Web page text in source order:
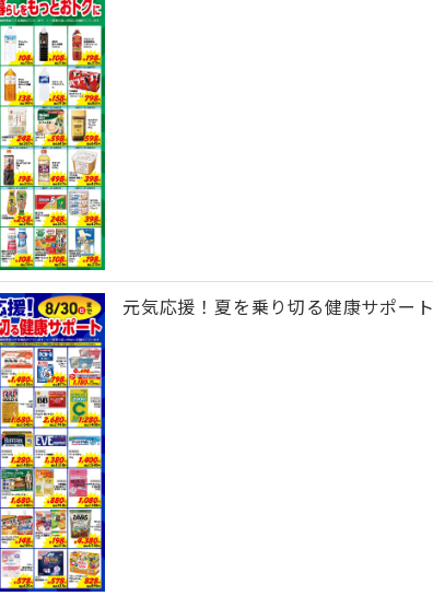
元気応援！夏を乗り切る健康サポート